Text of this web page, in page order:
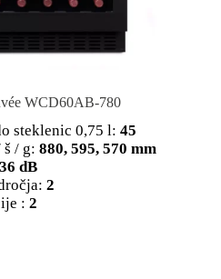
WCD60AB-780
steklenic 0,75 l: 45
š / g: 880, 595, 570 mm
36 dB
2
: 2